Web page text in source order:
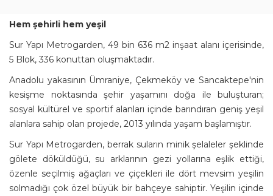
Hem şehirli hem yeşil
Sur Yapı Metrogarden, 49 bin 636 m2 inşaat alanı içerisinde,
5 Blok, 336 konuttan oluşmaktadır.
Anadolu yakasının Ümraniye, Çekmeköy ve Sancaktepe'nin
kesişme noktasında şehir yaşamını doğa ile buluşturan;
sosyal kültürel ve sportif alanları içinde barındıran geniş yeşil
alanlara sahip olan projede, 2013 yılında yaşam başlamıştır.
Sur Yapı Metrogarden, berrak suların minik şelaleler şeklinde
gölete döküldüğü, su arklarının gezi yollarına eşlik ettiği,
özenle seçilmiş ağaçları ve çiçekleri ile dört mevsim yeşilin
solmadığı çok özel büyük bir bahçeye sahiptir. Yeşilin içinde